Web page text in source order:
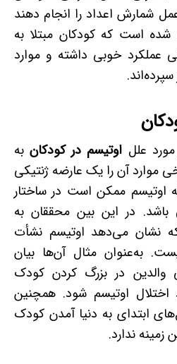
شمارش اعداد را انجام دهند
شده است که کودکان مبتلا به
عملکرد خوبی داشته‌ و موارد
علل اوتیسم در کودکانبه
موارد آن را یک عارضه ژنتیکی
اوتیسم ممکن است در ساختار
در این بین محققان به
نشان می‌دهد اوتیسم نشأت
به‌عنوان ‌مثال آن‌ها بیان
والدین در بزرگ کردن کودک
اختلال اوتیسم شود. همچنین
ابتدای به دنیا آمدن کودک
ندارد.